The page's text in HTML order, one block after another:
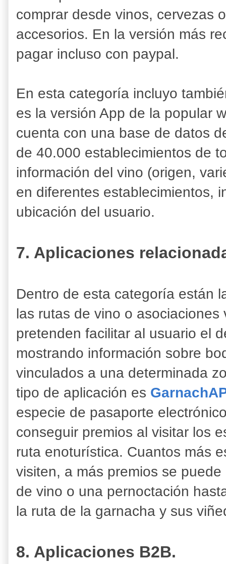
comprar desde vinos, cervezas
accesorios. En la versión más
pagar incluso con paypal.
En esta categoría incluyo
es la versión App de la popular
cuenta con una base de datos
de 40.000 establecimientos de
información del vino (origen,
en diferentes establecimientos,
ubicación del usuario.
7. Aplicaciones
Dentro de esta categoría están
las rutas de vino o
pretenden facilitar al usuario el
mostrando información sobre
vinculados a una determinada
tipo de aplicación es
especie de pasaporte
conseguir premios al visitar los
ruta enoturística. Cuantos más
visiten, a más premios se
de vino o una pernoctación
la ruta de la garnacha y sus
8. Aplicaciones B2B.